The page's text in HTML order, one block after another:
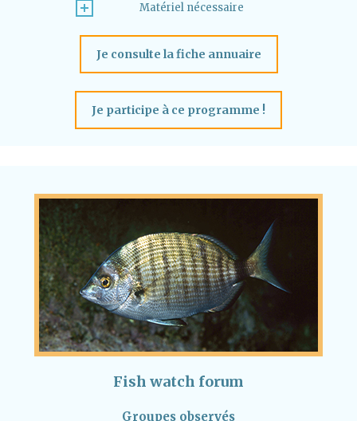
Matériel nécessaire
Je consulte la fiche annuaire
Je participe à ce programme !
Fish watch forum
Groupes observés